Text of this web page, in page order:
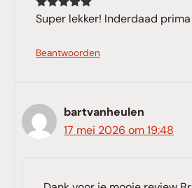
Super lekker! Inderdaad
Beantwoorden
bartvanheulen
17 mei 2026 om 19:48